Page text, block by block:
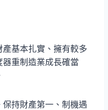
基本扎實、擁有較多
重制造業成長確當
持財產第一、制機遇